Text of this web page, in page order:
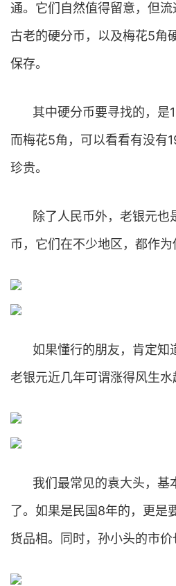
通。它们自然值得留意，但
古老的硬分币，以及梅花5角
保存。
其中硬分币要寻找的，是
而梅花5角，可以看看有没有
珍贵。
除了人民币外，老银元也
币，它们在不少地区，都作为
如果懂行的朋友，肯定知
老银元近几年可谓涨得风生水
我们最常见的袁大头，基
了。如果是民国8年的，更是
货品相。同时，孙小头的市价